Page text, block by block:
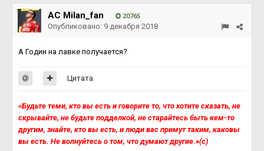
AC Milan_fan 20765
Опубликовано: 9 декабря 2018
А Годин на лавке получается?
Цитата
«Будьте теми, кто вы есть и говорите то, что хотите сказать, не
скрывайте, не будьте подделкой, не старайтесь быть кем-то
другим, знайте, кто вы есть, и люди вас примут таким, каковы
вы есть. Не волнуйтесь о том, что думают другие.»(с)